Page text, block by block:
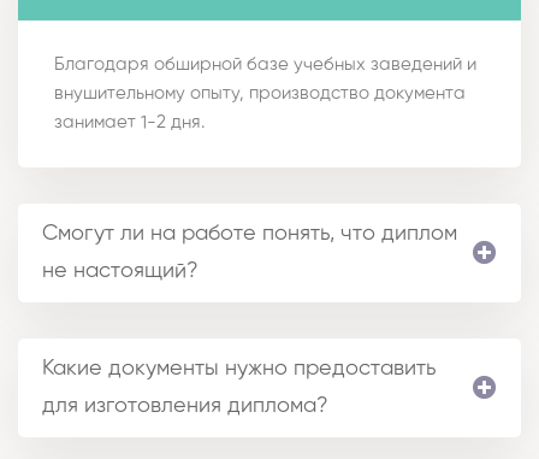
Благодаря обширной базе учебных заведений и
внушительному опыту, производство документа
занимает 1-2 дня.
Смогут ли на работе понять, что диплом
не настоящий?
Какие документы нужно предоставить
для изготовления диплома?